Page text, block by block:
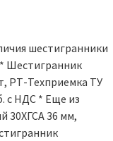
шестигранники
Шестигранник
РТ-Техприемка ТУ
с НДС * Еще из
30ХГСА 36 мм,